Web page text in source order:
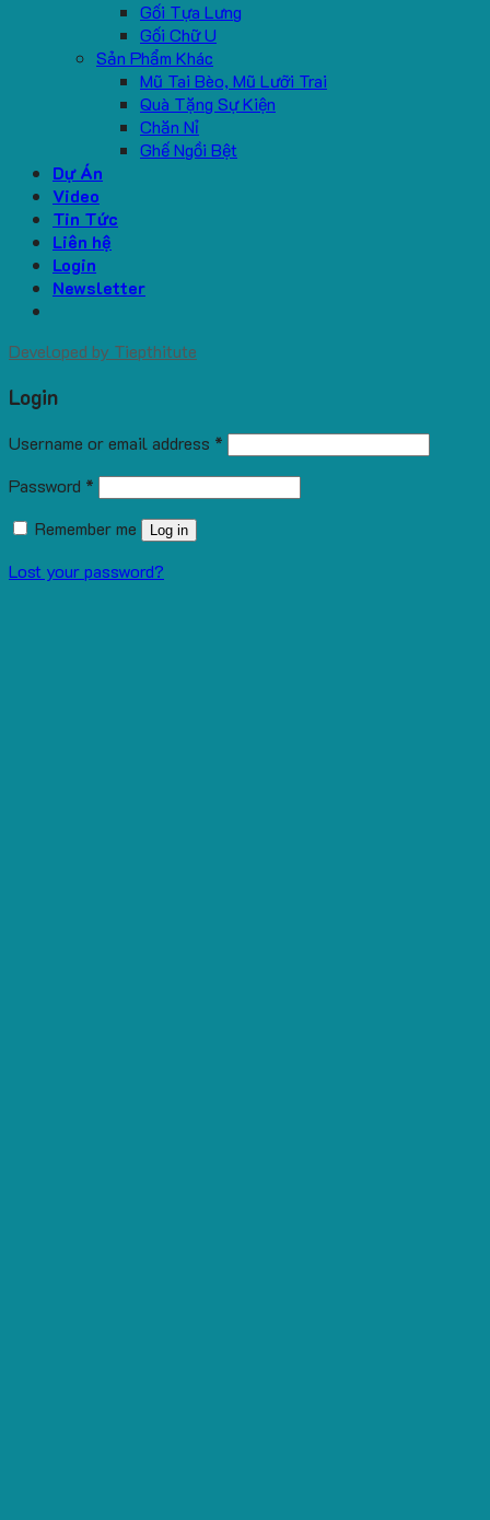
Gối Tựa Lưng
Gối Chữ U
Sản Phẩm Khác
Mũ Tai Bèo, Mũ Lưỡi Trai
Quà Tặng Sự Kiện
Chăn Nỉ
Ghế Ngồi Bệt
Dự Án
Video
Tin Tức
Liên hệ
Login
Newsletter
Developed by Tiepthitute
Login
Username or email address *
Password *
Remember me
Log in
Lost your password?